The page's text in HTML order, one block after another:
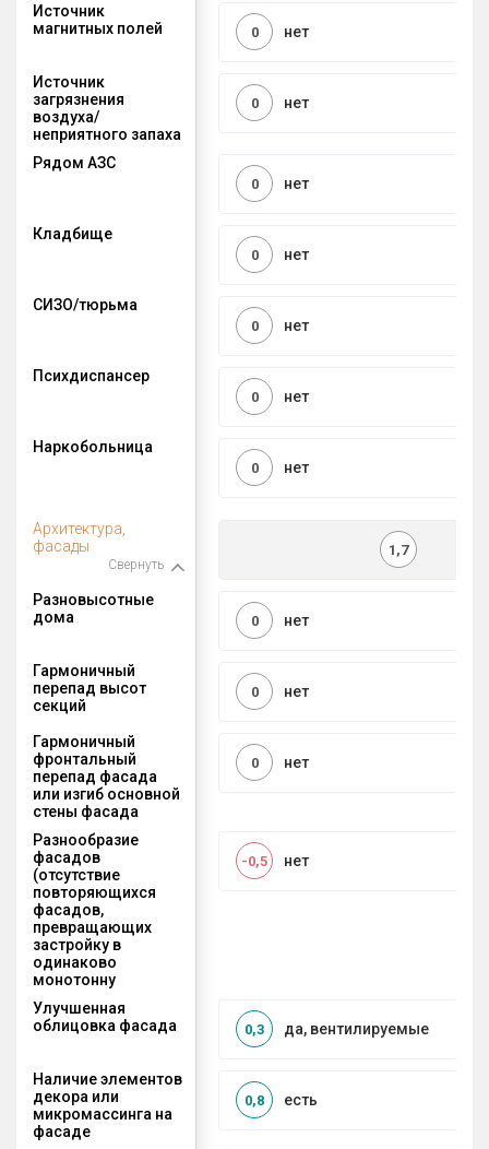
Источник
магнитных полей
нет
0
Источник
загрязнения
воздуха/
неприятного запаха
нет
0
Рядом АЗС
нет
0
Кладбище
нет
0
СИЗО/тюрьма
нет
0
Психдиспансер
нет
0
Наркобольница
нет
0
Архитектура,
фасады
Свернуть
1,7
Разновысотные
дома
нет
0
Гармоничный
перепад высот
секций
нет
0
Гармоничный
фронтальный
перепад фасада
или изгиб основной
стены фасада
нет
0
Разнообразие
фасадов
(отсутствие
повторяющихся
фасадов,
превращающих
застройку в
одинаково
монотонну
нет
-0,5
Улучшенная
облицовка фасада
да, вентилируемые
0,3
Наличие элементов
декора или
микромассинга на
фасаде
есть
0,8